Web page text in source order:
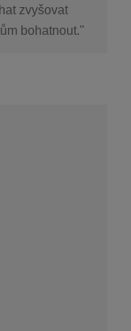
zvyšovat
bohatnout."